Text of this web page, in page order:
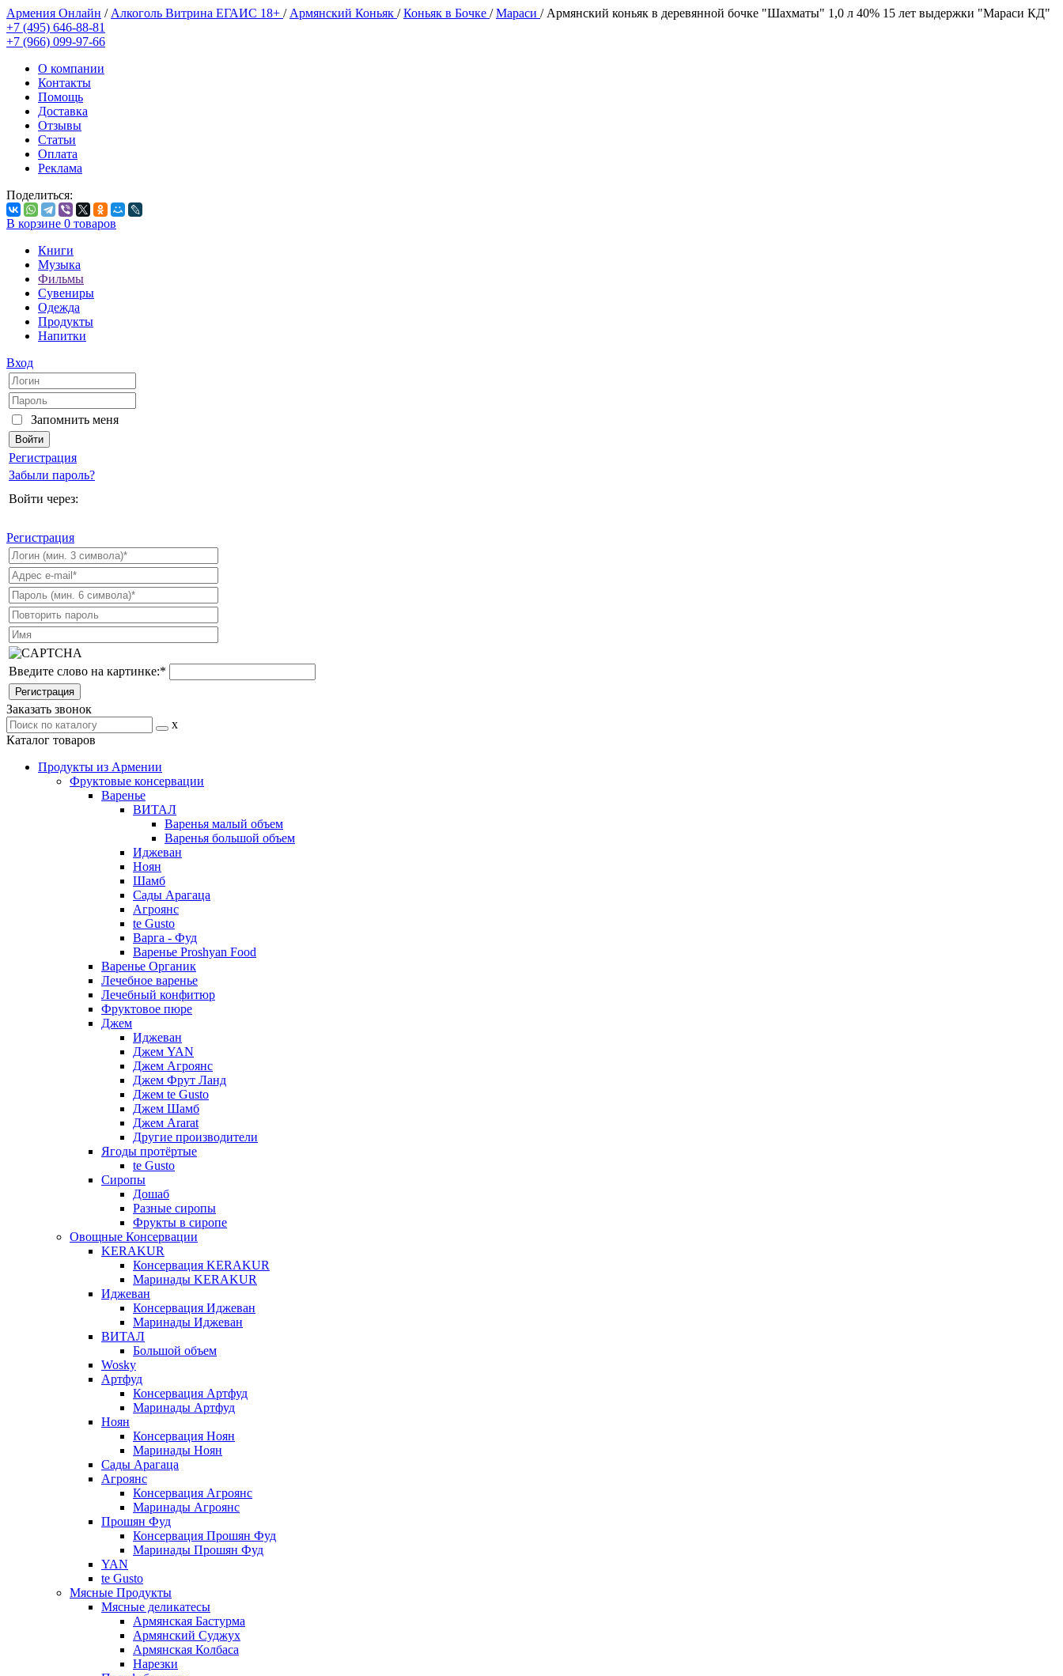
Армения Онлайн / Алкоголь Витрина ЕГАИС 18+ / Армянский Коньяк /Коньяк в Бочке /Мараси / Армянский коньяк в деревянной бочке "Шахматы" 1,0 л 40% 15 лет выдержки "Мараси КД"
+7 (495) 646-88-81
+7 (966) 099-97-66
О компании
Контакты
Помощь
Доставка
Отзывы
Статьи
Оплата
Реклама
Поделиться:
В корзине 0 товаров
Книги
Музыка
Фильмы
Сувениры
Одежда
Продукты
Напитки
Вход
Запомнить меня
Регистрация
Забыли пароль?
Войти через:
Регистрация
Введите слово на картинке:*
Заказать звонок
x
Каталог товаров
Продукты из Армении
Фруктовые консервации
Варенье
ВИТАЛ
Варенья малый объем
Варенья большой объем
Иджеван
Ноян
Шамб
Сады Арагаца
Агроянс
te Gusto
Варга - Фуд
Варенье Proshyan Food
Варенье Органик
Лечебное варенье
Лечебный конфитюр
Фруктовое пюре
Джем
Иджеван
Джем YAN
Джем Агроянс
Джем Фрут Ланд
Джем te Gusto
Джем Шамб
Джем Ararat
Другие производители
Ягоды протёртые
te Gusto
Сиропы
Дошаб
Разные сиропы
Фрукты в сиропе
Овощные Консервации
KERAKUR
Консервация KERAKUR
Маринады KERAKUR
Иджеван
Консервация Иджеван
Маринады Иджеван
ВИТАЛ
Большой объем
Wosky
Артфуд
Консервация Артфуд
Маринады Артфуд
Ноян
Консервация Ноян
Маринады Ноян
Сады Арагаца
Агроянс
Консервация Агроянс
Маринады Агроянс
Прошян Фуд
Консервация Прошян Фуд
Маринады Прошян Фуд
YAN
te Gusto
Мясные Продукты
Мясные деликатесы
Армянская Бастурма
Армянский Суджух
Армянская Колбаса
Нарезки